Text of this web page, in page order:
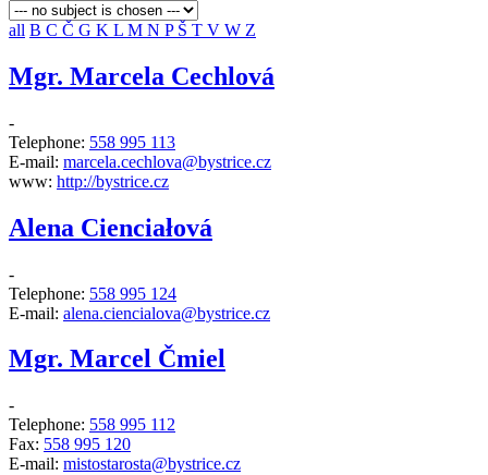
all B C Č G K L M N P Š T V W Z
Mgr. Marcela Cechlová
-
Telephone: 558 995 113
E-mail: marcela.cechlova@bystrice.cz
www: http://bystrice.cz
Alena Cienciałová
-
Telephone: 558 995 124
E-mail: alena.ciencialova@bystrice.cz
Mgr. Marcel Čmiel
-
Telephone: 558 995 112
Fax: 558 995 120
E-mail: mistostarosta@bystrice.cz